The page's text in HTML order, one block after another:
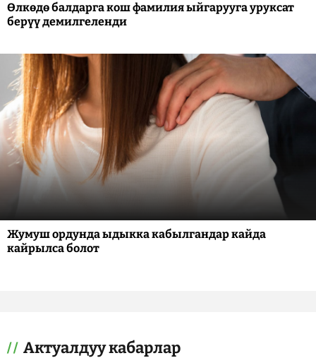
Өлкөдө балдарга кош фамилия ыйгарууга уруксат
берүү демилгеленди
Жумуш ордунда ыдыкка кабылгандар кайда
кайрылса болот
Актуалдуу кабарлар